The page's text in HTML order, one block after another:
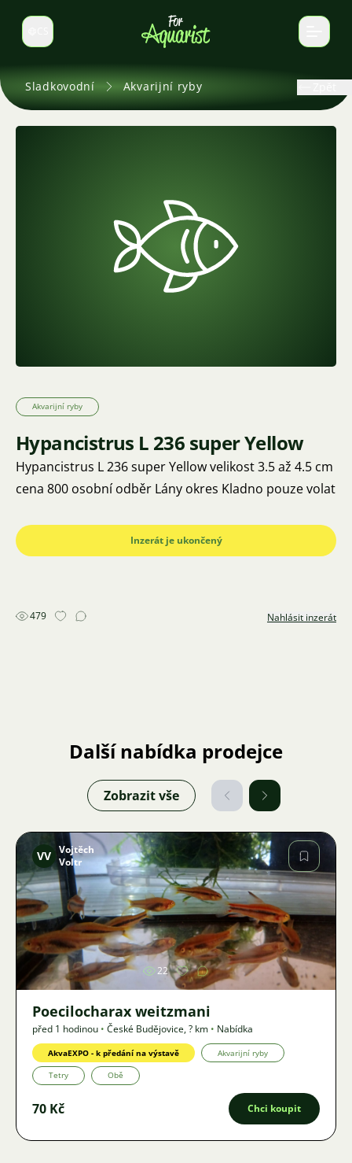
Select language
Sladkovodní Akvarijní ryby
Akvarijní ryby
Hypancistrus L 236 super Yellow
Hypancistrus L 236 super Yellow velikost 3.5 až 4.5 cm
cena 800 osobní odběr Lány okres Kladno pouze volat
Inzerát je ukončený
479 Nahlásit inzerát
Další nabídka prodejce
Zobrazit vše
Obrázek
VV Vojtěch
Voltr
22
Poecilocharax weitzmani
před 1 hodinou • České Budějovice,? km • Nabídka
AkvaEXPO - k předání na výstavě Akvarijní ryby
Tetry Obě
70 Kč Chci koupit